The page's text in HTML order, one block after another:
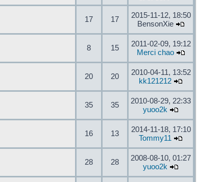
17 17
2015-11-12, 18:50
BensonXie
8 15
2011-02-09, 19:12
Merci chao
20 20
2010-04-11, 13:52
kk121212
35 35
2010-08-29, 22:33
yuoo2k
16 13
2014-11-18, 17:10
Tommy11
28 28
2008-08-10, 01:27
yuoo2k